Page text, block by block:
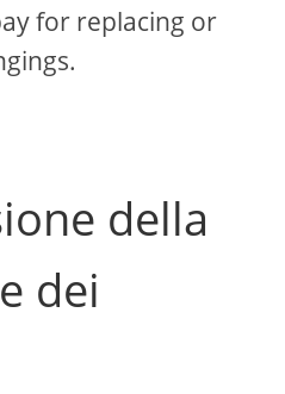
for replacing or
della
dei